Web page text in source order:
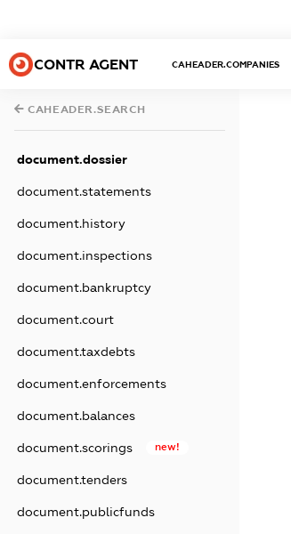
CONTR AGENT CAHEADER.COMPANIES
CAHEADER.SEARCH
document.dossier
document.statements
document.history
document.inspections
document.bankruptcy
document.court
document.taxdebts
document.enforcements
document.balances
document.scorings new!
document.tenders
document.publicfunds